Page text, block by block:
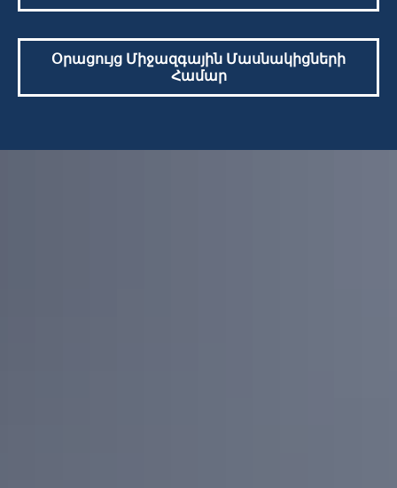
Օրացույց Միջազգային Մասնակիցների
Համար